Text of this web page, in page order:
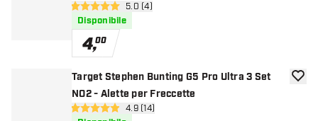
apri pannello recensioni
5 stelle di valutazione
5.0 (4)
Disponibile
4,00
Target Stephen Bunting G5 Pro Ultra 3 Set
NO2 - Alette per Freccette
apri pannello recensioni
4.9 stelle di valutazione
4.9 (14)